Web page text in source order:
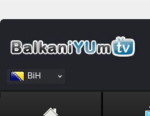
BiH
Srpski